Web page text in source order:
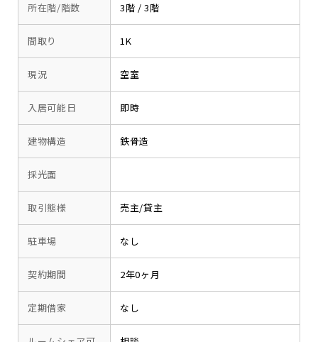
所在階/階数 3階 / 3階
間取り 1K
現況 空室
入居可能日 即時
建物構造 鉄骨造
採光面
取引態様 売主/貸主
駐車場 なし
契約期間 2年0ヶ月
定期借家 なし